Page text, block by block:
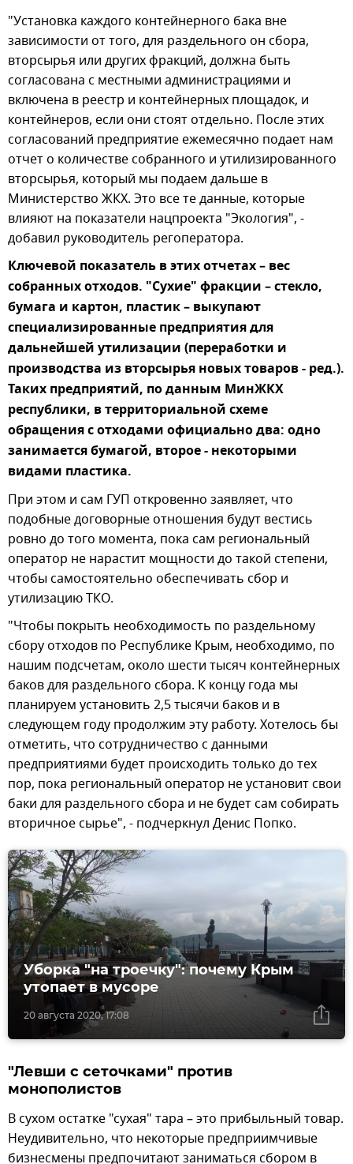
"Установка каждого контейнерного бака вне
зависимости от того, для раздельного он сбора,
вторсырья или других фракций, должна быть
согласована с местными администрациями и
включена в реестр и контейнерных площадок, и
контейнеров, если они стоят отдельно. После этих
согласований предприятие ежемесячно подает нам
отчет о количестве собранного и утилизированного
вторсырья, который мы подаем дальше в
Министерство ЖКХ. Это все те данные, которые
влияют на показатели нацпроекта "Экология", -
добавил руководитель регоператора.
Ключевой показатель в этих отчетах – вес
собранных отходов. "Сухие" фракции – стекло,
бумага и картон, пластик – выкупают
специализированные предприятия для
дальнейшей утилизации (переработки и
производства из вторсырья новых товаров - ред.).
Таких предприятий, по данным МинЖКХ
республики, в территориальной схеме
обращения с отходами официально два: одно
занимается бумагой, второе - некоторыми
видами пластика.
При этом и сам ГУП откровенно заявляет, что
подобные договорные отношения будут вестись
ровно до того момента, пока сам региональный
оператор не нарастит мощности до такой степени,
чтобы самостоятельно обеспечивать сбор и
утилизацию ТКО.
"Чтобы покрыть необходимость по раздельному
сбору отходов по Республике Крым, необходимо, по
нашим подсчетам, около шести тысяч контейнерных
баков для раздельного сбора. К концу года мы
планируем установить 2,5 тысячи баков и в
следующем году продолжим эту работу. Хотелось бы
отметить, что сотрудничество с данными
предприятиями будет происходить только до тех
пор, пока региональный оператор не установит свои
баки для раздельного сбора и не будет сам собирать
вторичное сырье", - подчеркнул Денис Попко.
20 августа 2020, 17:08
Уборка "на троечку": почему Крым
утопает в мусоре
"Левши с сеточками" против
монополистов
В сухом остатке "сухая" тара – это прибыльный товар.
Неудивительно, что некоторые предприимчивые
бизнесмены предпочитают заниматься сбором в